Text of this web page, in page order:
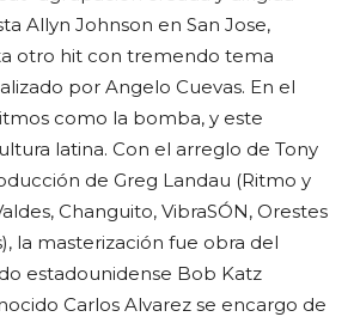
Allyn Johnson en San Jose,
otro hit con tremendo tema
por Angelo Cuevas. En el
como la bomba, y este
latina. Con el arreglo de Tony
de Greg Landau (Ritmo y
Changuito, VibraSÓN, Orestes
la masterización fue obra del
estadounidense Bob Katz
Carlos Alvarez se encargo de